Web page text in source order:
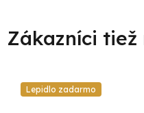
Lepidlo zadarmo